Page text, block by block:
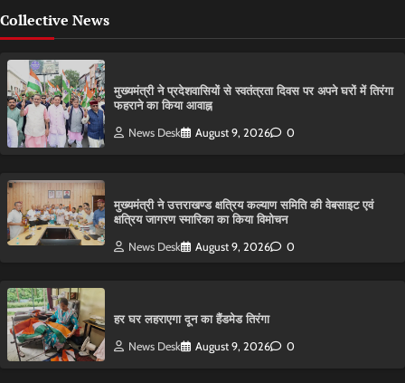
Collective News
मुख्यमंत्री ने प्रदेशवासियों से स्वतंत्रता दिवस पर अपने घरों में तिरंगा
फहराने का किया आवाह्न
News Desk August 9, 2026 0
मुख्यमंत्री ने उत्तराखण्ड क्षत्रिय कल्याण समिति की वेबसाइट एवं
क्षत्रिय जागरण स्मारिका का किया विमोचन
News Desk August 9, 2026 0
हर घर लहराएगा दून का हैंडमेड तिरंगा
News Desk August 9, 2026 0